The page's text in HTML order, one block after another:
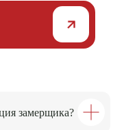
замерщика?